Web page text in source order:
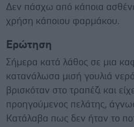
Δεν πάσχω από κάποια
χρήση κάποιου φαρμάκου.
Ερώτηση
Σήμερα κατά λάθος σε μια
κατανάλωσα μισή γουλιά
βρισκόταν στο τραπέζι και
προηγούμενος πελάτης,
Κατάλαβα πως δεν ήταν το